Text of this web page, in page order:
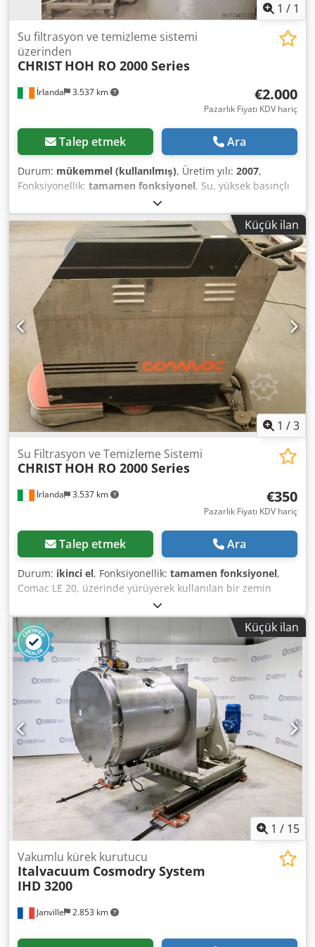
1 / 1
İrlanda 3.537 km
Su filtrasyon ve temizleme sistemi
üzerinden
CHRIST HOH RO 2000 Series
€2.000
Pazarlık Fiyatı KDV hariç
Talep etmek Ara
Durum: mükemmel (kullanılmış), Üretim yılı: 2007,
Fonksiyonellik: tamamen fonksiyonel, Su, yüksek basınçlı
bir pompa aracılığıyla RO (ters ozmoz) membranı
üzerinden basınçlandırılır. Tuzdan arındırılmış su/permeat
daha sonra 1000 litrelik bir depodan geçirilerek kullanıma
sunulur. İçinde yoğunlaşmış tuzlar/konsantre bulunan su
ise atık çıkışına yönlendirilir. Permeat/konsantre arasındaki
oran, iğneli vana üzerinde manuel olarak ayarlanmalıdır.
Normal çalışma koşullarında RO membranları uzun
ömürlüdür. Ancak iyi bir ham su kalitesine sahip olsa bile,
belirli bir ölçüde kir tabakaları oluşacak ve permeate
kapasitesinde yavaş bir azalma meydana gelecektir.
Dcodpjzl E Diofx Acwek
Küçük ilan
1 /3
İrlanda 3.537 km
Su Filtrasyon ve Temizleme Sistemi
CHRIST HOH RO 2000 Series
€350
Pazarlık Fiyatı KDV hariç
Talep etmek Ara
Durum: ikinci el, Fonksiyonellik: tamamen fonksiyonel,
Comac LE 20, üzerinde yürüyerek kullanılan bir zemin
temizleme/cilalama makinesidir. Ticari alanlarda, örneğin
perakende satış noktalarında ve spor salonlarında 1400
metrekareye kadar olan yüzeylerin düzenli temizliği için
tasarlanmış, üzerinde yürüyerek kullanılan bir temizleme
ve kurutma cihazıdır. Djdpfxszl E Afe Acwjck
Küçük ilan
1 / 15
Janville 2.853 km
Vakumlu kürek kurutucu
Italvacuum Cosmodry System
IHD 3200